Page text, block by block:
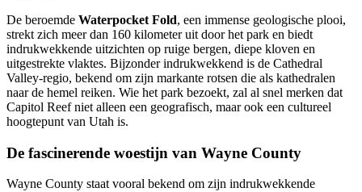
De beroemde Waterpocket Fold, een immense geologische plooi,
strekt zich meer dan 160 kilometer uit door het park en biedt
indrukwekkende uitzichten op ruige bergen, diepe kloven en
uitgestrekte vlaktes. Bijzonder indrukwekkend is de Cathedral
Valley-regio, bekend om zijn markante rotsen die als kathedralen
naar de hemel reiken. Wie het park bezoekt, zal al snel merken dat
Capitol Reef niet alleen een geografisch, maar ook een cultureel
hoogtepunt van Utah is.
De fascinerende woestijn van Wayne County
Wayne County staat vooral bekend om zijn indrukwekkende